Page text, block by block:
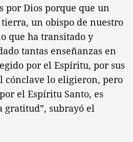
por Dios porque que un
un obispo de nuestro
que ha transitado y
tantas enseñanzas en
por el Espíritu, por sus
cónclave lo eligieron, pero
el Espíritu Santo, es
gratitud”, subrayó el